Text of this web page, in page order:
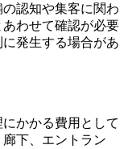
認知や集客に関わ
わせて確認が必要
発生する場合があ
かかる費用として
下、エントラン